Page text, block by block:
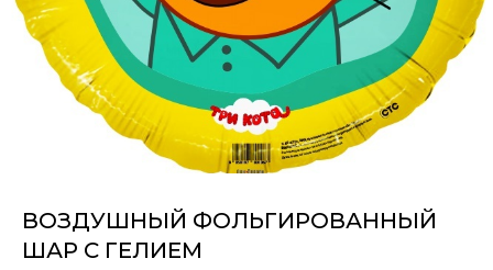
ВОЗДУШНЫЙ ФОЛЬГИРОВАННЫЙ
ШАР С ГЕЛИЕМ